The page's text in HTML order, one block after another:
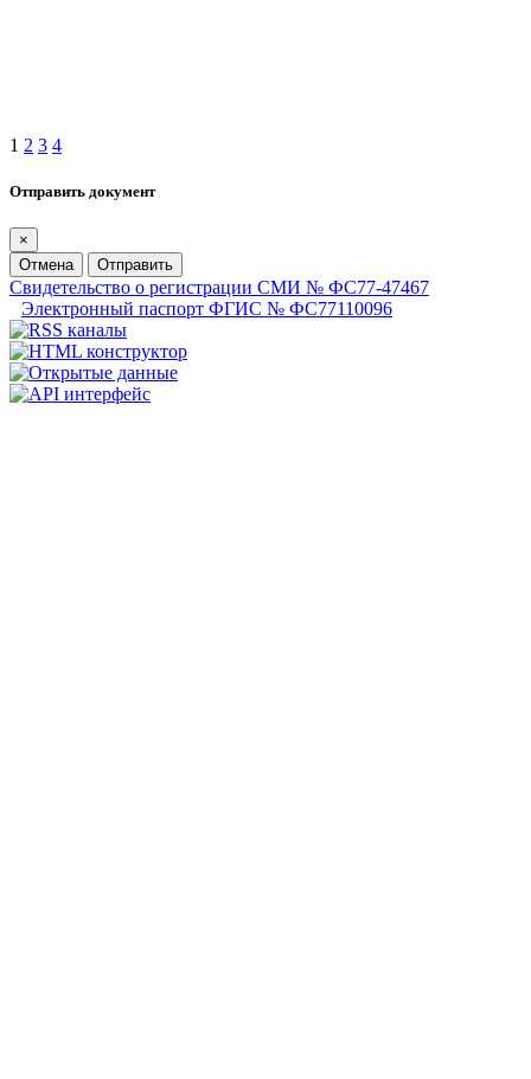
1 2 3 4
Отправить документ
×
Отмена
Отправить
Свидетельство о регистрации СМИ № ФС77-47467
Электронный паспорт ФГИС № ФС77110096